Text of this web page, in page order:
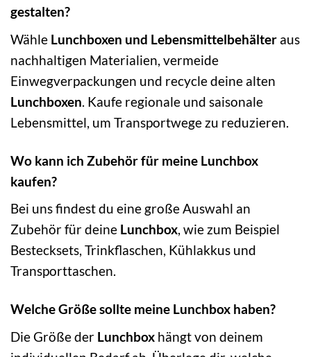
gestalten?
Wähle Lunchboxen und Lebensmittelbehälter aus
nachhaltigen Materialien, vermeide
Einwegverpackungen und recycle deine alten
Lunchboxen. Kaufe regionale und saisonale
Lebensmittel, um Transportwege zu reduzieren.
Wo kann ich Zubehör für meine Lunchbox
kaufen?
Bei uns findest du eine große Auswahl an
Zubehör für deine Lunchbox, wie zum Beispiel
Bestecksets, Trinkflaschen, Kühlakkus und
Transporttaschen.
Welche Größe sollte meine Lunchbox haben?
Die Größe der Lunchbox hängt von deinem